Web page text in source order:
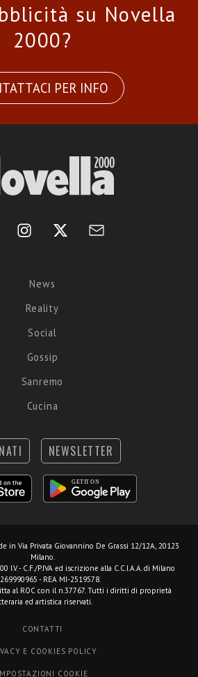
su Novella
2000?
PER INFO
News
Reality
Social
Gossip
Sanremo
Cucina
NEWSLETTER
in Via Privata Giovannino De Grassi 12/12A, 20123
Milano.
I.V. - C.F./P.IVA ed iscrizione alla C.C.I.A.A. di Milano
- REA MI-2519578.
al ROC con il n.37767. Tutti i diritti di proprietà
ed artistica riservati.
CONTATTI
E COOKIES POLICY
COOKIE